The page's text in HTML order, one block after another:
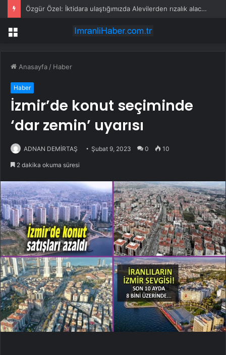
Özgür Özel: İktidara ulaştığımızda Alevilerden rızalık alacağımıza söz veriyorum!
Menü
Anasayfa / Haber
Haber
İzmir’de konut seçiminde
‘dar zemin’ uyarısı
ADNAN DEMİRTAŞ Şubat 9, 2023 0 10
2 dakika okuma süresi